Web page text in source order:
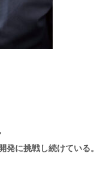
に挑戦し続けている。